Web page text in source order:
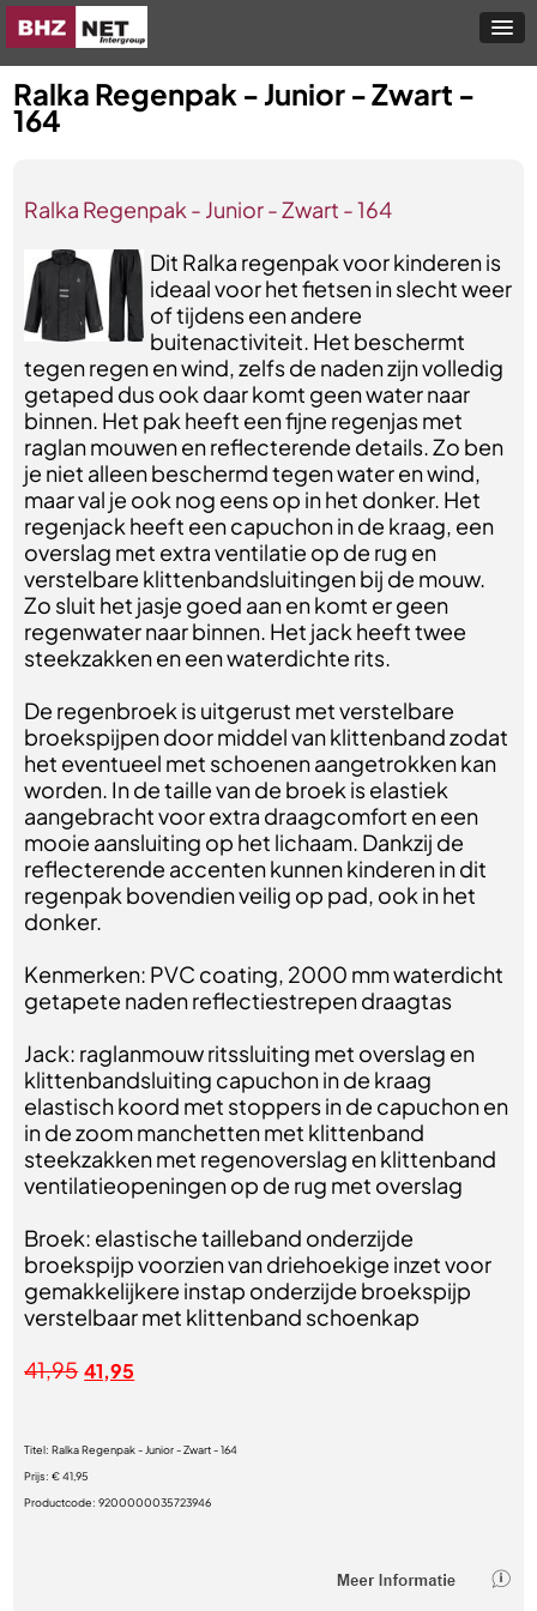
Ralka Regenpak - Junior - Zwart -
164
Ralka Regenpak - Junior - Zwart - 164
Dit Ralka regenpak voor kinderen is
ideaal voor het fietsen in slecht weer
of tijdens een andere
buitenactiviteit. Het beschermt
tegen regen en wind, zelfs de naden zijn volledig
getaped dus ook daar komt geen water naar
binnen. Het pak heeft een fijne regenjas met
raglan mouwen en reflecterende details. Zo ben
je niet alleen beschermd tegen water en wind,
maar val je ook nog eens op in het donker. Het
regenjack heeft een capuchon in de kraag, een
overslag met extra ventilatie op de rug en
verstelbare klittenbandsluitingen bij de mouw.
Zo sluit het jasje goed aan en komt er geen
regenwater naar binnen. Het jack heeft twee
steekzakken en een waterdichte rits.
De regenbroek is uitgerust met verstelbare
broekspijpen door middel van klittenband zodat
het eventueel met schoenen aangetrokken kan
worden. In de taille van de broek is elastiek
aangebracht voor extra draagcomfort en een
mooie aansluiting op het lichaam. Dankzij de
reflecterende accenten kunnen kinderen in dit
regenpak bovendien veilig op pad, ook in het
donker.
Kenmerken: PVC coating, 2000 mm waterdicht
getapete naden reflectiestrepen draagtas
Jack: raglanmouw ritssluiting met overslag en
klittenbandsluiting capuchon in de kraag
elastisch koord met stoppers in de capuchon en
in de zoom manchetten met klittenband
steekzakken met regenoverslag en klittenband
ventilatieopeningen op de rug met overslag
Broek: elastische tailleband onderzijde
broekspijp voorzien van driehoekige inzet voor
gemakkelijkere instap onderzijde broekspijp
verstelbaar met klittenband schoenkap
41,95 41,95
Titel:Ralka Regenpak - Junior - Zwart - 164
Prijs:€ 41,95
Productcode:9200000035723946